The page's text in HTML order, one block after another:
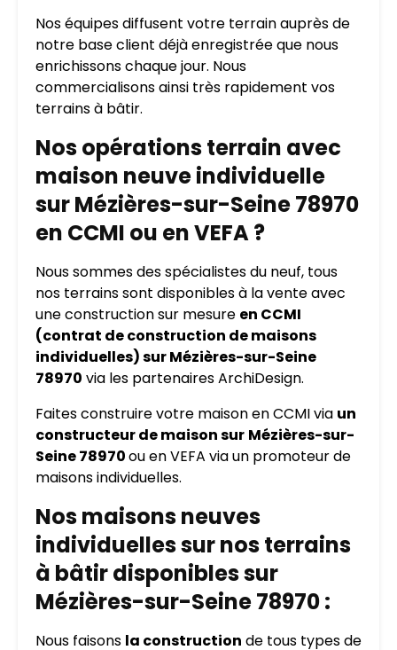
Nos équipes diffusent votre terrain auprès de
notre base client déjà enregistrée que nous
enrichissons chaque jour. Nous
commercialisons ainsi très rapidement vos
terrains à bâtir.
Nos opérations terrain avec
maison neuve individuelle
sur Mézières-sur-Seine 78970
en CCMI ou en VEFA ?
Nous sommes des spécialistes du neuf, tous
nos terrains sont disponibles à la vente avec
une construction sur mesure en CCMI
(contrat de construction de maisons
individuelles) sur Mézières-sur-Seine
78970 via les partenaires ArchiDesign.
Faites construire votre maison en CCMI via un
constructeur de maison sur Mézières-sur-
Seine 78970ou en VEFA via un promoteur de
maisons individuelles.
Nos maisons neuves
individuelles sur nos terrains
à bâtir disponibles sur
Mézières-sur-Seine 78970 :
Nous faisons la construction de tous types de